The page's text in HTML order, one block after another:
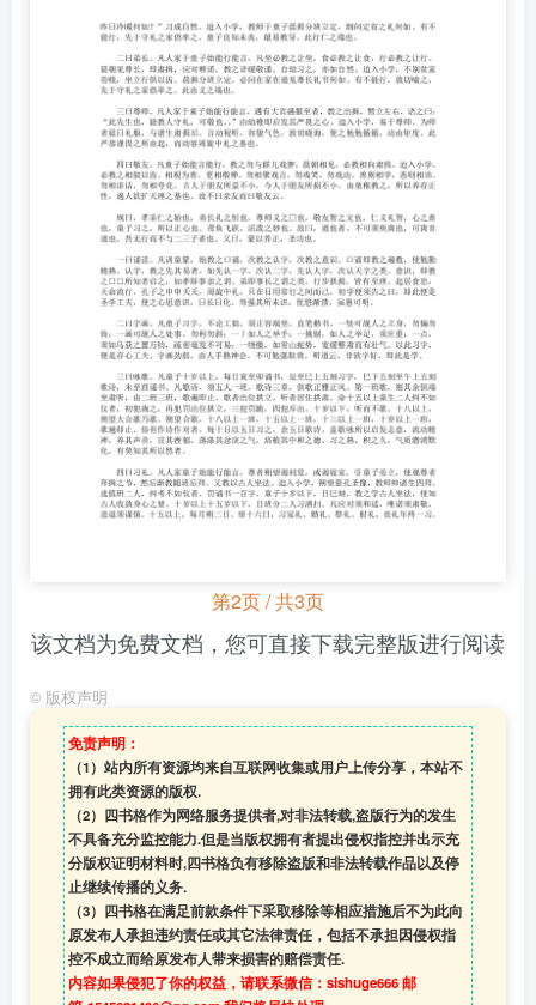
第2页 / 共3页
该文档为免费文档，您可直接下载完整版进行阅读
© 版权声明
免责声明：
（1）站内所有资源均来自互联网收集或用户上传分享，本站不
拥有此类资源的版权.
（2）四书格作为网络服务提供者,对非法转载,盗版行为的发生
不具备充分监控能力.但是当版权拥有者提出侵权指控并出示充
分版权证明材料时,四书格负有移除盗版和非法转载作品以及停
止继续传播的义务.
（3）四书格在满足前款条件下采取移除等相应措施后不为此向
原发布人承担违约责任或其它法律责任，包括不承担因侵权指
控不成立而给原发布人带来损害的赔偿责任.
内容如果侵犯了你的权益，请联系微信：sishuge666 邮